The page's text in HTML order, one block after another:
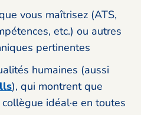
vous maîtrisez (ATS,
etc.) ou autres
pertinentes
humaines (aussi
), qui montrent que
idéal·e en toutes